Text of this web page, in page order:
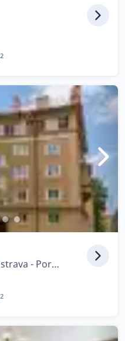
2
Matěje Kopeckého 556/2, Ostrava - Poruba
2